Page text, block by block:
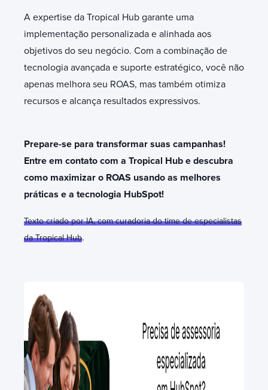
A expertise da Tropical Hub garante uma
implementação personalizada e alinhada aos
objetivos do seu negócio. Com a combinação de
tecnologia avançada e suporte estratégico, você não
apenas melhora seu ROAS, mas também otimiza
recursos e alcança resultados expressivos.
Prepare-se para transformar suas campanhas!
Entre em contato com a Tropical Hub e descubra
como maximizar o ROAS usando as melhores
práticas e a tecnologia HubSpot!
Texto criado por IA, com curadoria do time de especialistas
da Tropical Hub.